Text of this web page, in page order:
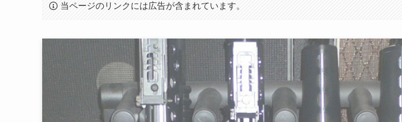
当ページのリンクには広告が含まれています。